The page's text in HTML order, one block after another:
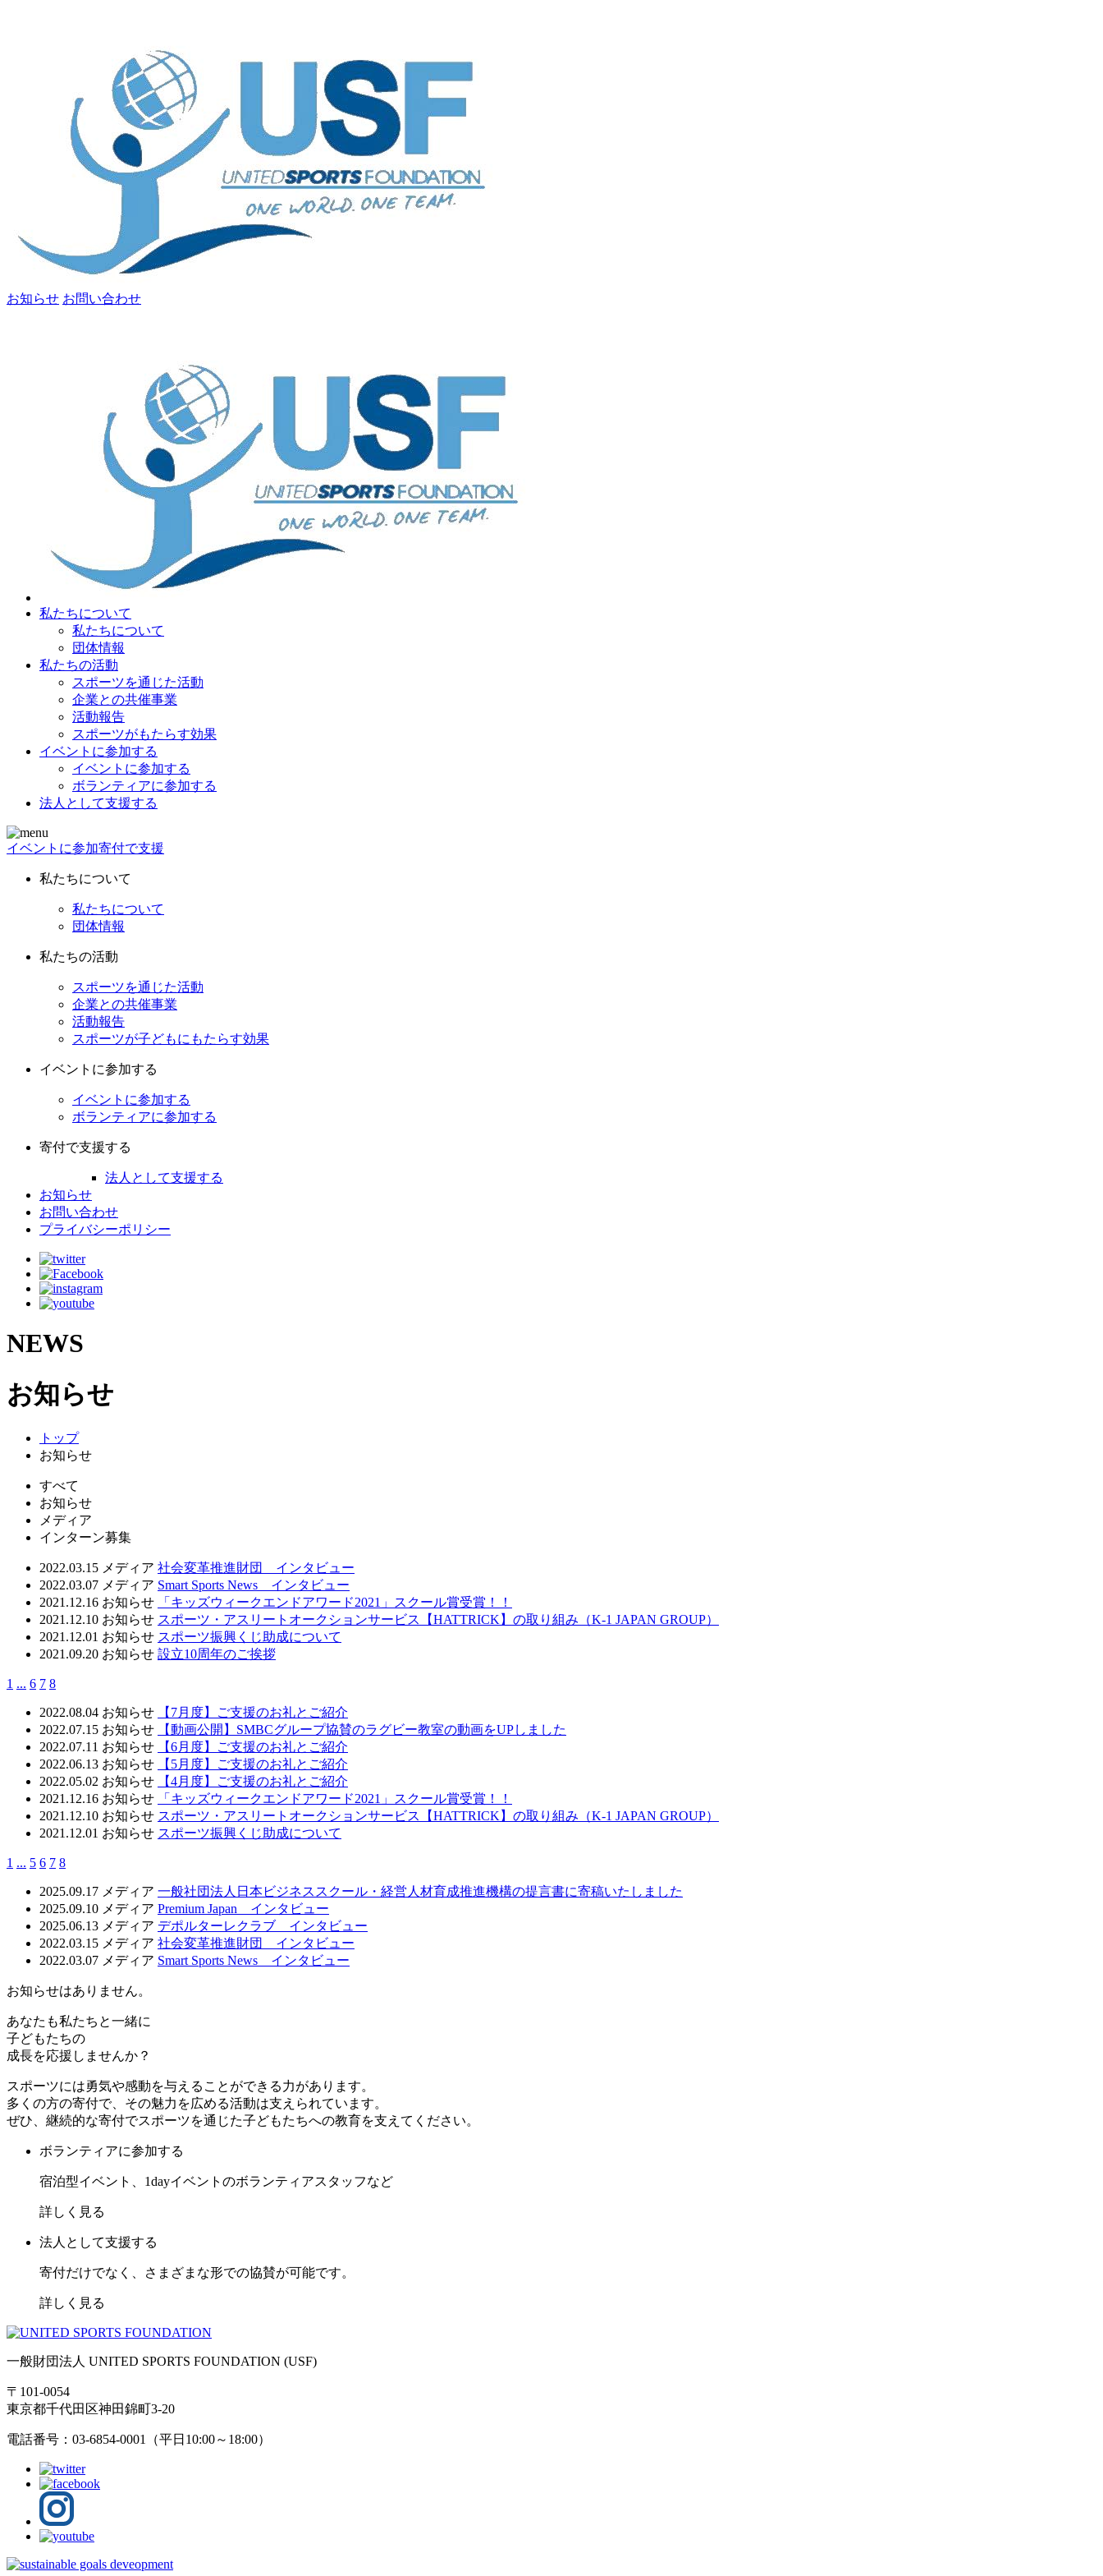
お知らせ お問い合わせ
私たちについて
私たちについて
団体情報
私たちの活動
スポーツを通じた活動
企業との共催事業
活動報告
スポーツがもたらす効果
イベントに参加する
イベントに参加する
ボランティアに参加する
法人として支援する
イベントに参加寄付で支援
私たちについて
私たちについて
団体情報
私たちの活動
スポーツを通じた活動
企業との共催事業
活動報告
スポーツが子どもにもたらす効果
イベントに参加する
イベントに参加する
ボランティアに参加する
寄付で支援する
法人として支援する
お知らせ
お問い合わせ
プライバシーポリシー
NEWS
お知らせ
トップ
お知らせ
すべて
お知らせ
メディア
インターン募集
2022.03.15 メディア 社会変革推進財団 インタビュー
2022.03.07 メディア Smart Sports News インタビュー
2021.12.16 お知らせ
「キッズウィークエンドアワード2021」スクール賞受賞！！
2021.12.10 お知らせ スポーツ・アスリートオークションサービス【HATTRICK】の取り組み（K-1 JAPAN GROUP）
2021.12.01 お知らせ スポーツ振興くじ助成について
2021.09.20 お知らせ 設立10周年のご挨拶
1 ... 6 7 8
2022.08.04 お知らせ
【7月度】ご支援のお礼とご紹介
2022.07.15 お知らせ
【動画公開】SMBCグループ協賛のラグビー教室の動画をUPしました
2022.07.11 お知らせ
【6月度】ご支援のお礼とご紹介
2022.06.13 お知らせ
【5月度】ご支援のお礼とご紹介
2022.05.02 お知らせ
【4月度】ご支援のお礼とご紹介
2021.12.16 お知らせ
「キッズウィークエンドアワード2021」スクール賞受賞！！
2021.12.10 お知らせ スポーツ・アスリートオークションサービス【HATTRICK】の取り組み（K-1 JAPAN GROUP）
2021.12.01 お知らせ スポーツ振興くじ助成について
1 ... 5 6 7 8
2025.09.17 メディア 一般社団法人日本ビジネススクール・経営人材育成推進機構の提言書に寄稿いたしました
2025.09.10 メディア Premium Japan インタビュー
2025.06.13 メディア デポルターレクラブ インタビュー
2022.03.15 メディア 社会変革推進財団 インタビュー
2022.03.07 メディア Smart Sports News インタビュー
お知らせはありません。
あなたも私たちと一緒に
子どもたちの
成長を応援しませんか？
スポーツには勇気や感動を与えることができる力があります。
多くの方の寄付で、その魅力を広める活動は支えられています。
ぜひ、継続的な寄付でスポーツを通じた子どもたちへの教育を支えてください。
ボランティアに参加する
宿泊型イベント、1dayイベントのボランティアスタッフなど
詳しく見る
法人として支援する
寄付だけでなく、さまざまな形での協賛が可能です。
詳しく見る
一般財団法人 UNITED SPORTS FOUNDATION (USF)
〒101-0054
東京都千代田区神田錦町3-20
電話番号：03-6854-0001（平日10:00～18:00）